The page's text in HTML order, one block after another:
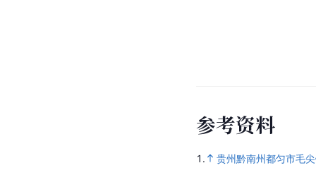
参考资料
1. 贵州黔南州都匀市毛